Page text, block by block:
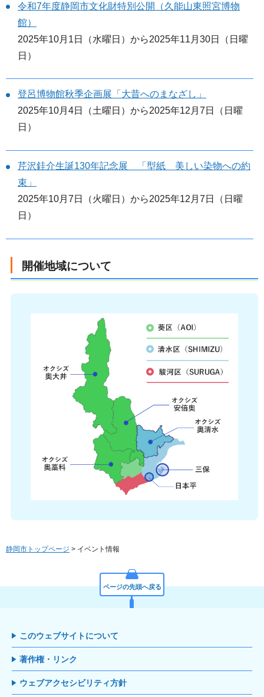
令和7年度静岡市文化財特別公開（久能山東照宮博物
館）
2025年10月1日（水曜日）から2025年11月30日（日曜
日）
登呂博物館秋季企画展「大昔へのまなざし」
2025年10月4日（土曜日）から2025年12月7日（日曜
日）
芹沢銈介生誕130年記念展 「型紙 美しい染物への約
束」
2025年10月7日（火曜日）から2025年12月7日（日曜
日）
開催地域について
静岡市トップページ > イベント情報
ページの先頭へ戻る
このウェブサイトについて
著作権・リンク
ウェブアクセシビリティ方針